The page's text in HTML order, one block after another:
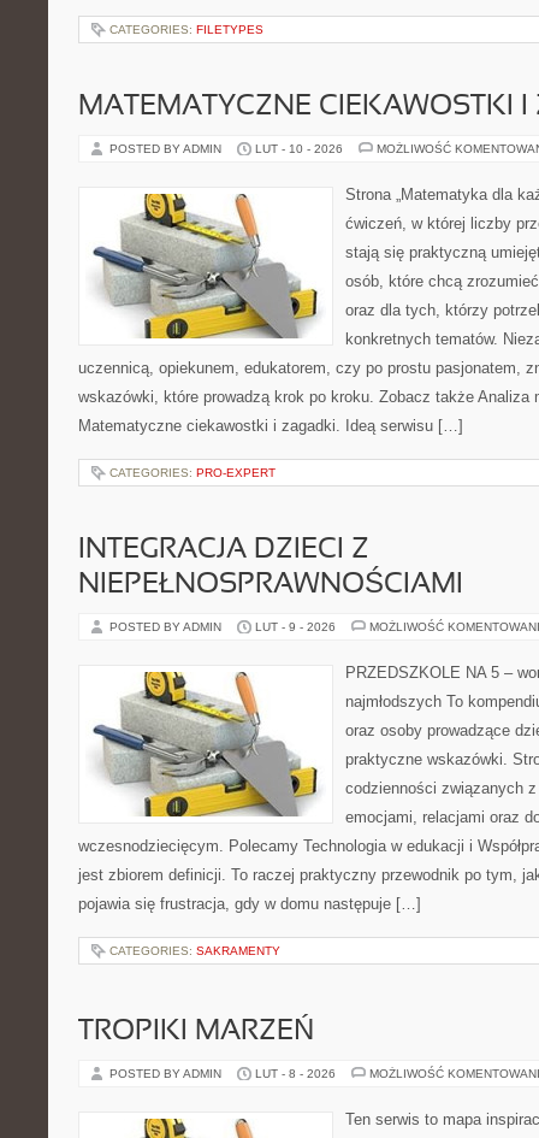
CATEGORIES: FILETYPES
MATEMATYCZNE CIEKAWOSTKI
POSTED BY ADMIN LUT - 10 - 2026 MOŻLIWOŚĆ
Strona „Matematyka dla
ćwiczeń, w której liczby
stają się praktyczną
osób, które chcą
oraz dla tych, którzy
konkretnych tematów.
uczennicą, opiekunem, edukatorem, czy po prostu pasjonatem,
wskazówki, które prowadzą krok po kroku. Zobacz także Analiza
Matematyczne ciekawostki i zagadki. Ideą serwisu […]
CATEGORIES: PRO-EXPERT
INTEGRACJA DZIECI Z
NIEPEŁNOSPRAWNOŚCIAMI
POSTED BY ADMIN LUT - 9 - 2026 MOŻLIWOŚĆ
PRZEDSZKOLE NA 5 –
najmłodszych To
oraz osoby prowadzące
praktyczne wskazówki.
codzienności związanych
emocjami, relacjami oraz
wczesnodziecięcym. Polecamy Technologia w edukacji i
jest zbiorem definicji. To raczej praktyczny przewodnik po tym,
pojawia się frustracja, gdy w domu następuje […]
CATEGORIES: SAKRAMENTY
TROPIKI MARZEŃ
POSTED BY ADMIN LUT - 8 - 2026 MOŻLIWOŚĆ
Ten serwis to mapa